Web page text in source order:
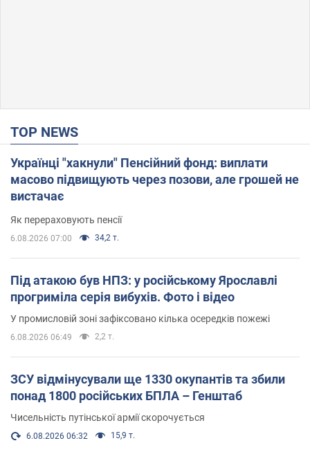
TOP NEWS
Українці "хакнули" Пенсійний фонд: виплати
масово підвищують через позови, але грошей не
вистачає
Як перераховують пенсії
6.08.2026 07:00 34,2 т.
Під атакою був НПЗ: у російському Ярославлі
прогриміла серія вибухів. Фото і відео
У промисловій зоні зафіксовано кілька осередків пожежі
6.08.2026 06:49 2,2 т.
ЗСУ відмінусували ще 1330 окупантів та збили
понад 1800 російських БПЛА – Генштаб
Чисельність путінської армії скорочується
6.08.2026 06:32 15,9 т.